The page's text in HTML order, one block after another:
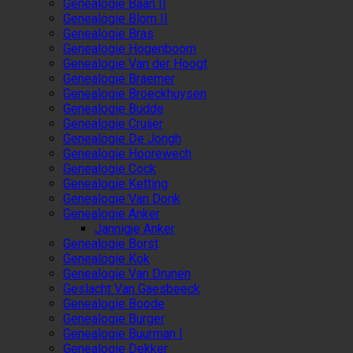
Genealogie Baan II
Genealogie Blom II
Genealogie Bras
Genealogie Hogenboom
Genealogie Van der Hoogt
Genealogie Braemer
Genealogie Broeckhuysen
Genealogie Budde
Genealogie Cruijer
Genealogie De Jongh
Genealogie Hoorewech
Genealogie Cock
Genealogie Ketting
Genealogie Van Donk
Genealogie Anker
Jannigje Anker
Genealogie Borst
Genealogie Kok
Genealogie Van Drunen
Geslacht Van Gaesbeeck
Genealogie Boode
Genealogie Burger
Genealogie Buurman I
Genealogie Dekker